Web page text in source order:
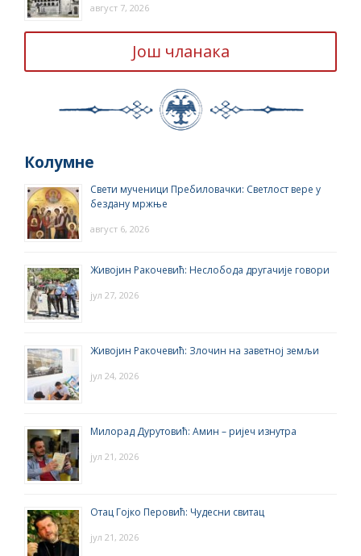
август 7, 2026
Још чланака
Колумне
Свети мученици Пребиловачки: Светлост вере у
бездану мржње
август 6, 2026
Живојин Ракочевић: Неслобода другачије говори
јул 27, 2026
Живојин Ракочевић: Злочин на заветној земљи
јул 24, 2026
Милорад Дурутовић: Амин – ријеч изнутра
јул 21, 2026
Отац Гојко Перовић: Чудесни свитац
јул 21, 2026